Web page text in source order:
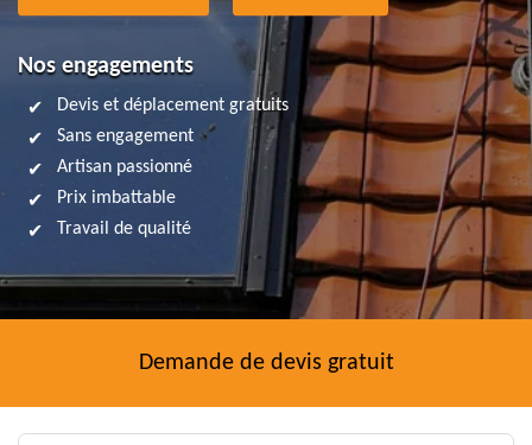
Nos engagements
Devis et déplacement gratuits
Sans engagement
Artisan passionné
Prix imbattable
Travail de qualité
Demande de devis gratuit